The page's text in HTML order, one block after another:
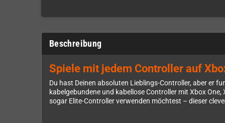
Beschreibung
Spiele mit jedem Controller auf
Du hast Deinen absoluten Lieblings-Controller, aber er
kabelgebundene und kabellose Controller mit Xbox
sogar Elite-Controller verwenden möchtest – dieser